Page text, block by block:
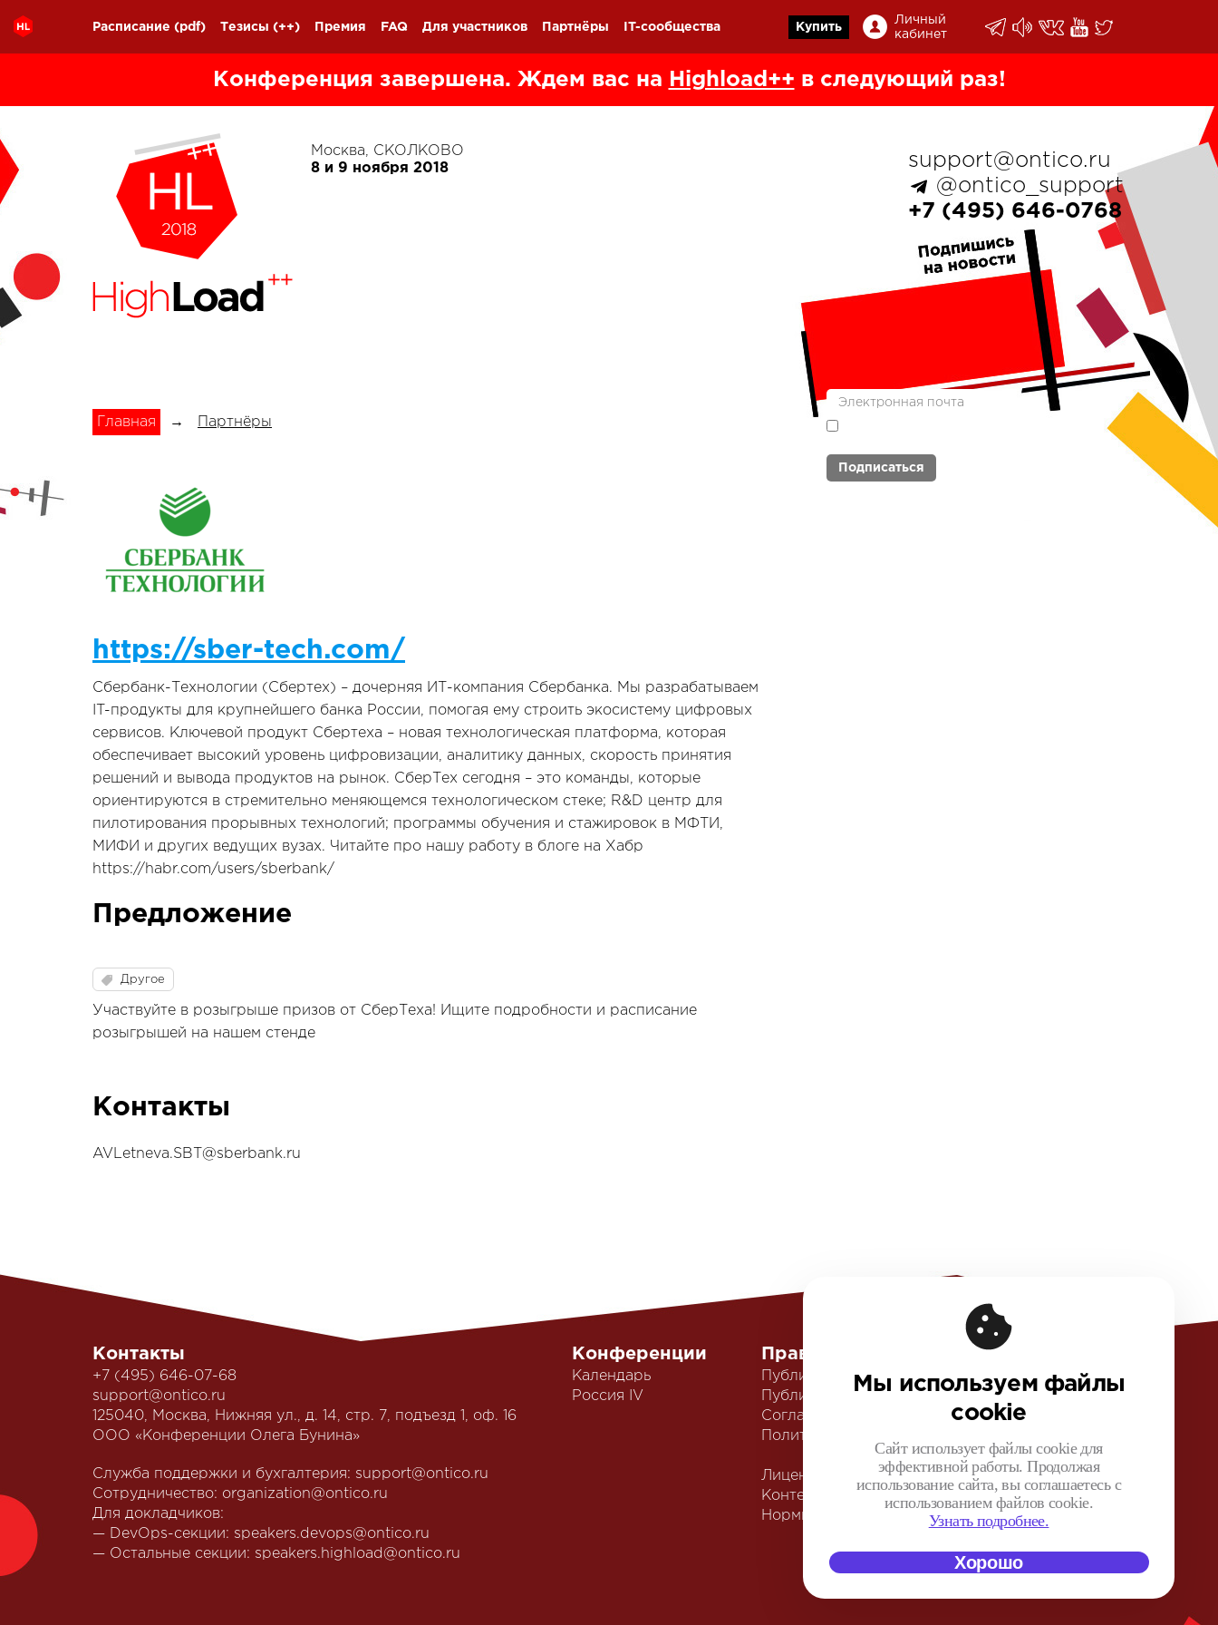
Купить
Личный
кабинет
Расписание (pdf) Тезисы (++) Премия FAQ Для участников Партнёры IT-сообщества
Конференция завершена. Ждем вас на Highload++ в следующий раз!
Москва, СКОЛКОВО
8 и 9 ноября 2018
support@ontico.ru
@ontico_support
+7 (495) 646-0768
Главная → Партнёры
https://sber-tech.com/
Сбербанк-Технологии (Сбертех) – дочерняя ИТ-компания Сбербанка. Мы разрабатываем
IT-продукты для крупнейшего банка России, помогая ему строить экосистему цифровых
сервисов. Ключевой продукт Сбертеха – новая технологическая платформа, которая
обеспечивает высокий уровень цифровизации, аналитику данных, скорость принятия
решений и вывода продуктов на рынок. СберТех сегодня – это команды, которые
ориентируются в стремительно меняющемся технологическом стеке; R&D центр для
пилотирования прорывных технологий; программы обучения и стажировок в МФТИ,
МИФИ и других ведущих вузах. Читайте про нашу работу в блоге на Хабр
https://habr.com/users/sberbank/
Предложение
Другое
Участвуйте в розыгрыше призов от СберТеха! Ищите подробности и расписание
розыгрышей на нашем стенде
Контакты
AVLetneva.SBT@sberbank.ru
Контакты
+7 (495) 646-07-68
support@ontico.ru
125040, Москва, Нижняя ул., д. 14, стр. 7, подъезд 1, оф. 16
ООО «Конференции Олега Бунина»
Служба поддержки и бухгалтерия: support@ontico.ru
Сотрудничество: organization@ontico.ru
Для докладчиков:
— DevOps-секции: speakers.devops@ontico.ru
— Остальные секции: speakers.highload@ontico.ru
Конференции
Календарь
Россия IV
Правовая информация
Публичная оферта конференции
Публичная оферта на покупку видеозаписей
Соглашение на обработку персональных данных
Политика обработки персональных данных
Лицензионный договор с Автором
Контентная политика конференции
Нормы поведения для конференции
Мы используем файлы
cookie
Сайт использует файлы cookie для
эффективной работы. Продолжая
использование сайта, вы соглашаетесь с
использованием файлов cookie.
Узнать подробнее.
Хорошо